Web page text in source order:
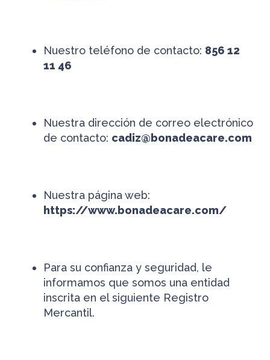
Nuestro teléfono de contacto: 856 12
11 46
Nuestra dirección de correo electrónico
de contacto: cadiz@bonadeacare.com
Nuestra página web:
https://www.bonadeacare.com/
Para su confianza y seguridad, le
informamos que somos una entidad
inscrita en el siguiente Registro
Mercantil.